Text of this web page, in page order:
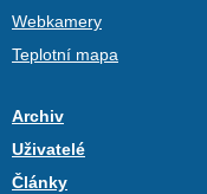
Webkamery
Teplotní mapa
Archiv
Uživatelé
Články